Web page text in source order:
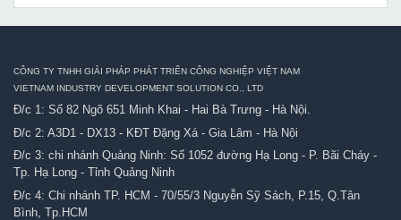
CÔNG TY TNHH GIẢI PHÁP PHÁT TRIỂN CÔNG NGHIỆP VIỆT NAM
VIETNAM INDUSTRY DEVELOPMENT SOLUTION CO., LTD
Đ/c 1: Số 82 Ngõ 651 Minh Khai - Hai Bà Trưng - Hà Nội.
Đ/c 2: A3D1 - DX13 - KĐT Đặng Xá - Gia Lâm - Hà Nội
Đ/c 3: chi nhánh Quảng Ninh: Số 1052 đường Hạ Long - P. Bãi Cháy -
Tp. Hạ Long - Tỉnh Quảng Ninh
Đ/c 4: Chi nhánh TP. HCM - 70/55/3 Nguyễn Sỹ Sách, P.15, Q.Tân
Bình, Tp.HCM